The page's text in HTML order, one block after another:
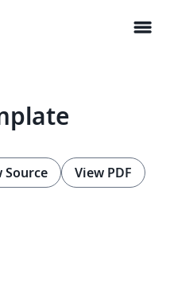
menu
Source View PDF